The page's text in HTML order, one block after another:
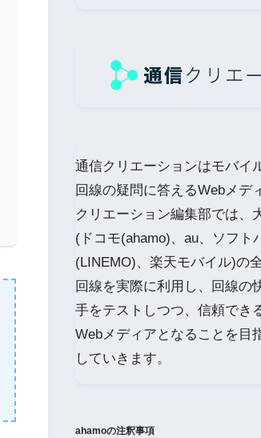
通信クリエーションはモバイ
回線の疑問に答えるWebメデ
クリエーション編集部では、
(ドコモ(ahamo)、au、ソフト
(LINEMO)、楽天モバイル)の
回線を実際に利用し、回線の
手をテストしつつ、信頼でき
Webメディアとなることを目
していきます。
ahamoの注釈事項